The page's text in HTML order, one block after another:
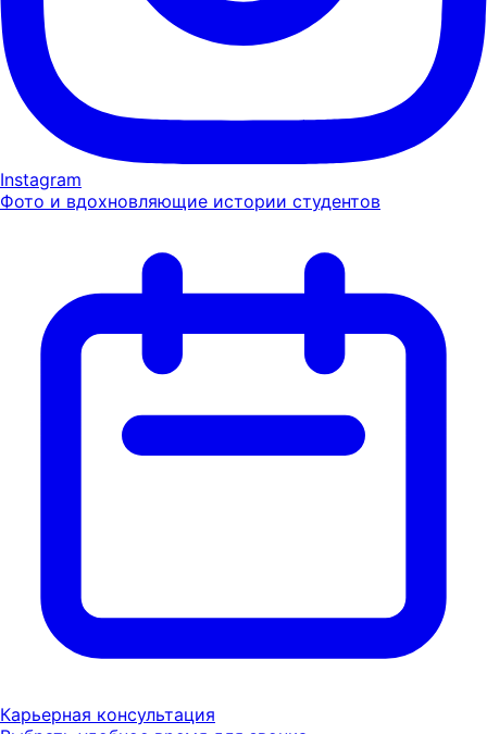
Instagram
Фото и вдохновляющие истории студентов
Карьерная консультация